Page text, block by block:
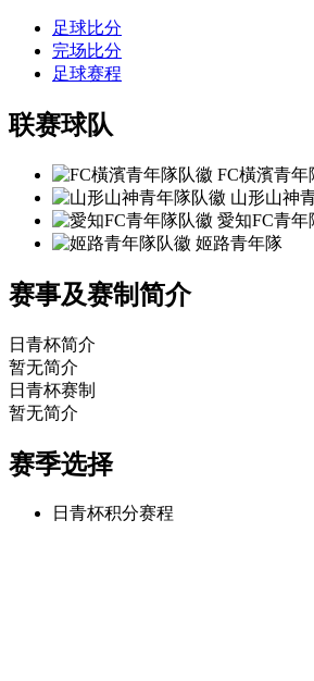
足球比分
完场比分
足球赛程
联赛球队
FC橫濱青年
山形山神
愛知FC青年
姬路青年隊
赛事及赛制简介
日青杯简介
暂无简介
日青杯赛制
暂无简介
赛季选择
日青杯积分赛程